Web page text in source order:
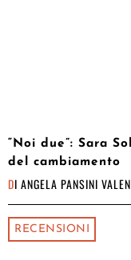
“Noi due”: Sara
del cambiamento
DI ANGELA PANSINI
RECENSIONI